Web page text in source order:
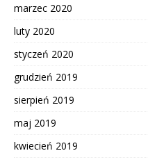
marzec 2020
luty 2020
styczeń 2020
grudzień 2019
sierpień 2019
maj 2019
kwiecień 2019